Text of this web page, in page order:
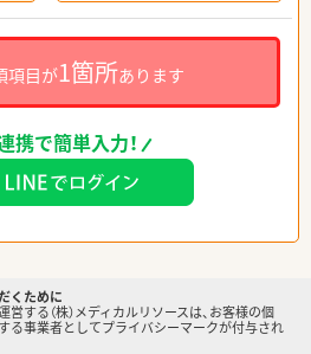
項目が1箇所あります
携で簡単入力！
くために
する（株）メディカルリソースは、お客様の個
る事業者としてプライバシーマークが付与され